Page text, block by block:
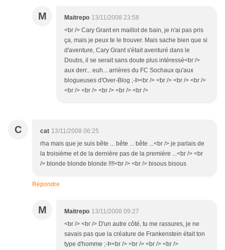
M Maitrepo 13/11/2008 23:58
<br /> Cary Grant en maillot de bain, je n'ai pas pris
ça, mais je peux te le trouver. Mais sache bien que si
d'aventure, Cary Grant s'était aventuré dans le
Doubs, il se serait sans doute plus intéressé<br />
aux derr... euh... arrières du FC Sochaux qu'aux
blogueuses d'Over-Blog ;-Þ<br /> <br /> <br /> <br />
<br /> <br /> <br /> <br /> <br />
C cat 13/11/2008 06:25
rha mais que je suis bête ... bête ... bête ...<br /> je parlais de
la troisième et de la dernière pas de la première ...<br /> <br
/> blonde blonde blonde !!!!<br /> <br /> bisous bisous
Répondre
M Maitrepo 13/11/2008 09:27
<br /> <br /> D'un autre côté, tu me rassures, je ne
savais pas que la créature de Frankenstein était ton
type d'homme ;-Þ<br /> <br /> <br /> <br />